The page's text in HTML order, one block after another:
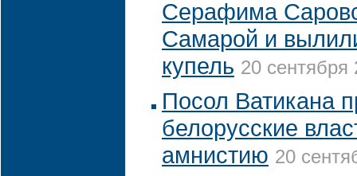
Серафима
Самарой и
купель 20 сентября
Посол Ватикана
белорусские
амнистию 20